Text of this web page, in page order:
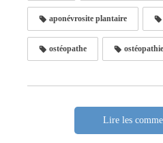
aponévrosite plantaire
ostéopathe ostéopathie
Lire les